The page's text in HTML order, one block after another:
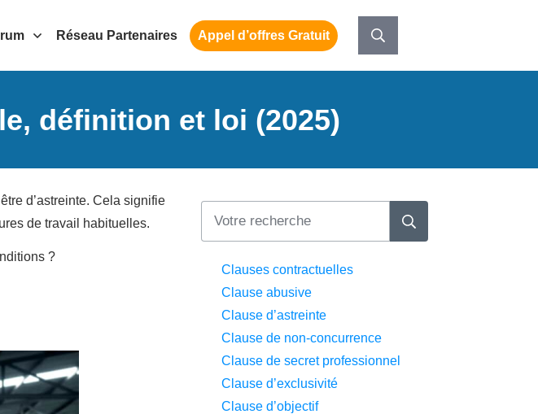
Réseau Partenaires Appel d’offres Gratuit
définition et loi (2025)
d’astreinte. Cela signifie
de travail habituelles.
?
Clauses contractuelles
Clause abusive
Clause d’astreinte
Clause de non-concurrence
Clause de secret professionnel
Clause d’exclusivité
Clause d’objectif